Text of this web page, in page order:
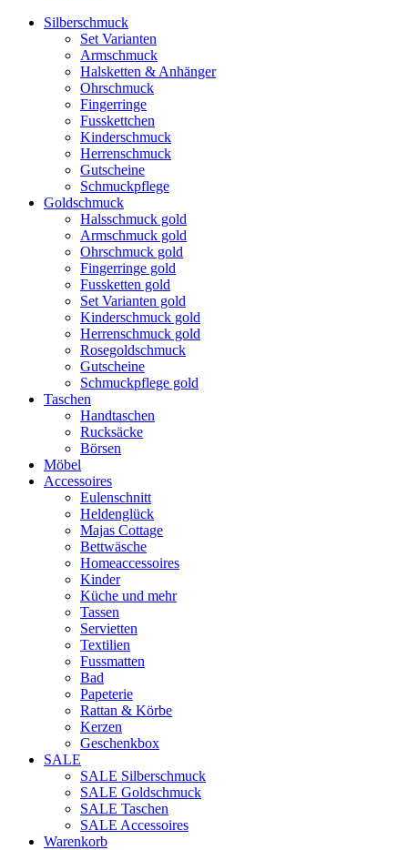
Silberschmuck
Set Varianten
Armschmuck
Halsketten & Anhänger
Ohrschmuck
Fingerringe
Fusskettchen
Kinderschmuck
Herrenschmuck
Gutscheine
Schmuckpflege
Goldschmuck
Halsschmuck gold
Armschmuck gold
Ohrschmuck gold
Fingerringe gold
Fussketten gold
Set Varianten gold
Kinderschmuck gold
Herrenschmuck gold
Rosegoldschmuck
Gutscheine
Schmuckpflege gold
Taschen
Handtaschen
Rucksäcke
Börsen
Möbel
Accessoires
Eulenschnitt
Heldenglück
Majas Cottage
Bettwäsche
Homeaccessoires
Kinder
Küche und mehr
Tassen
Servietten
Textilien
Fussmatten
Bad
Papeterie
Rattan & Körbe
Kerzen
Geschenkbox
SALE
SALE Silberschmuck
SALE Goldschmuck
SALE Taschen
SALE Accessoires
Warenkorb